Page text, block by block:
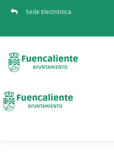
Sede Electrónica